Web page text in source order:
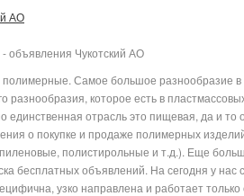
АО
объявления Чукотский АО
Самое большое разнообразие в
разнообразия, которое есть в
единственная отрасль это пищевая, да и
о покупке и продаже полимерных
полистирольные и т.д.). Еще
бесплатных объявлений. На сегодня у
специфична, узко